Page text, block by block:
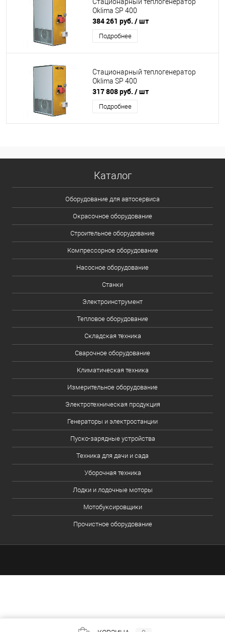
Стационарный теплогенератор
Oklima SP 400
384 261 руб. / шт
Подробнее
Стационарный теплогенератор
Oklima SP 400
317 808 руб. / шт
Подробнее
Каталог
Оборудование для автосервиса
Окрасочное оборудование
Строительное оборудование
Компрессорное оборудование
Насосное оборудование
Станки
Электроинструмент
Тепловое оборудование
Складская техника
Сварочное оборудование
Климатическая техника
Измерительное оборудование
Электротехническая продукция
Генераторы и электростанции
Пуско-зарядные устройства
Техника для дачи и сада
Уборочная техника
Лодки и лодочные моторы
Мотобуксировщики
Прочистное оборудование